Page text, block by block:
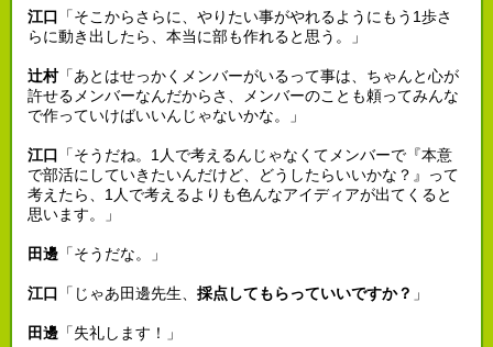
江口
「そこからさらに、やりたい事がやれるようにもう1歩さ
らに動き出したら、本当に部も作れると思う。」
辻村「あとはせっかくメンバーがいるって事は、ちゃんと心が
許せるメンバーなんだからさ、メンバーのことも頼ってみんな
で作っていけばいいんじゃないかな。」
江口
「そうだね。1人で考えるんじゃなくてメンバーで『本意
で部活にしていきたいんだけど、どうしたらいいかな？』って
考えたら、1人で考えるよりも色んなアイディアが出てくると
思います。」
田邊「そうだな。」
江口 「じゃあ田邊先生、 採点してもらっていいですか？ 」
田邊「失礼します！」